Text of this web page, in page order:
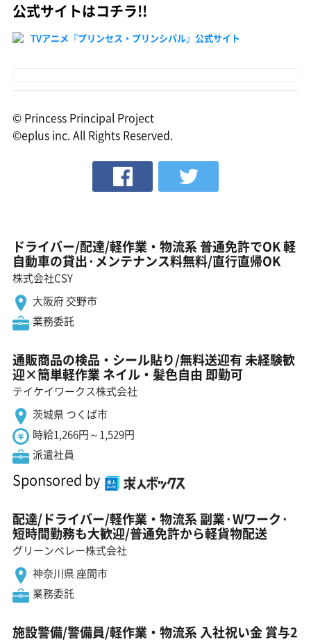
公式サイトはコチラ!!
TVアニメ『プリンセス・プリンシパル』公式サイト
© Princess Principal Project
©eplus inc. All Rights Reserved.
ドライバー/配達/軽作業・物流系 普通免許でOK 軽
自動車の貸出·メンテナンス料無料/直行直帰OK
株式会社CSY
大阪府 交野市
業務委託
通販商品の検品・シール貼り/無料送迎有 未経験歓
迎×簡単軽作業 ネイル・髪色自由 即勤可
テイケイワークス株式会社
茨城県 つくば市
時給1,266円～1,529円
派遣社員
Sponsored by
配達/ドライバー/軽作業・物流系 副業·Wワーク·
短時間勤務も大歓迎/普通免許から軽貨物配送
グリーンベレー株式会社
神奈川県 座間市
業務委託
施設警備/警備員/軽作業・物流系 入社祝い金 賞与2